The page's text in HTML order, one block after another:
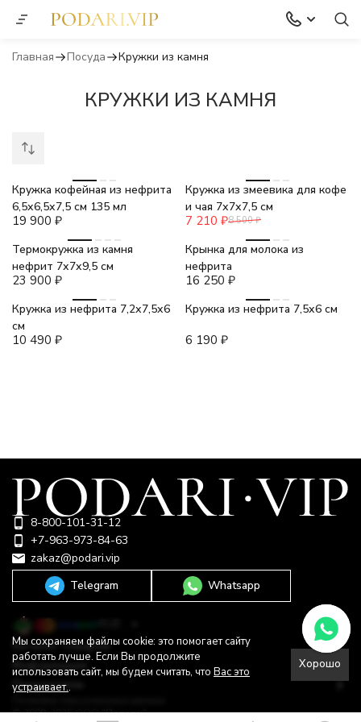
Главная Посуда Кружки из камня
КРУЖКИ ИЗ КАМНЯ
Кружка кофейная из нефрита
6,5х6,5х7,5 см 135 мл
19 900 ₽
Кружка из змеевика для кофе
и чая 7х7х7,5 см
7 210 ₽8 500 ₽
Термокружка из камня
нефрит 7х7х9,5 см
23 900 ₽
Крынка для молока из
нефрита
16 250 ₽
Кружка из нефрита 7,2х7,5х6
см
10 490 ₽
Кружка из нефрита 7,5х6 см
6 190 ₽
8-800-101-31-12
+7-963-973-84-63
zakaz@podari.vip
Telegram
Whatsapp
Каталог товаров
Информация
Покупателю
© 2009-2026 ООО "Подари"
Мы сохраняем файлы cookie: это помогает сайту
работать лучше. Если Вы продолжите
использовать сайт, мы будем считать, что Вас это
устраивает..
Хорошо